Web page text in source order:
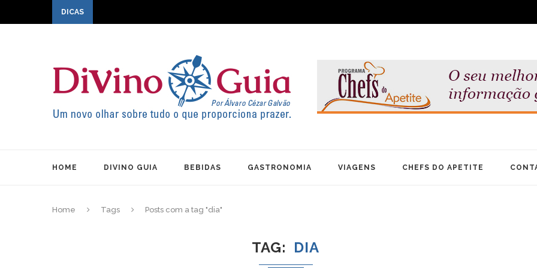
DICAS
HOME DIVINO GUIA BEBIDAS GASTRONOMIA VIAGENS CHEFS DO APETITE
Home Tags Posts com a tag "dia"
TAG DIA